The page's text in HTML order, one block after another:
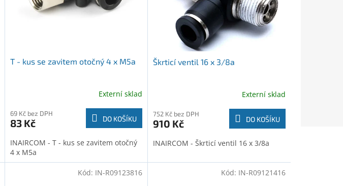
T - kus se zavitem otočný 4 x M5a
Externí sklad
69 Kč bez DPH
83 Kč DO KOŠÍKU
INAIRCOM - T - kus se zavitem otočný
4 x M5a
Škrticí ventil 16 x 3/8a
Externí sklad
752 Kč bez DPH
910 Kč DO KOŠÍKU
INAIRCOM - Škrticí ventil 16 x 3/8a
Kód: IN-R09123816 Kód: IN-R09121416